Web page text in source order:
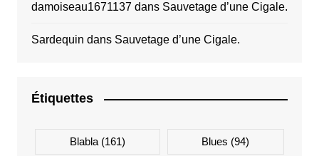
damoiseau1671137dans Sauvetage d’une Cigale.
Sardequin dans Sauvetage d’une Cigale.
Étiquettes
Blabla(161) Blues (94)